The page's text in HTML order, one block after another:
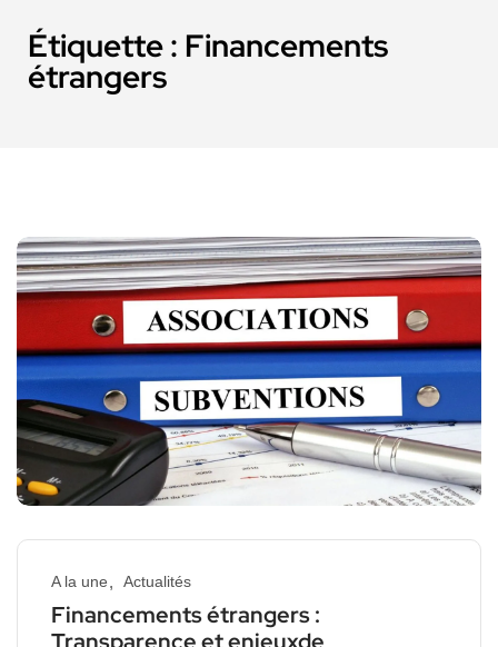
Étiquette : Financements
étrangers
A la une Actualités
Financements étrangers :
Transparence et enjeuxde